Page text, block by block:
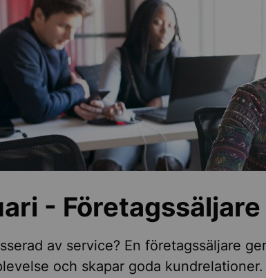
- Företagssäljare
av service? En företagssäljare
och skapar goda